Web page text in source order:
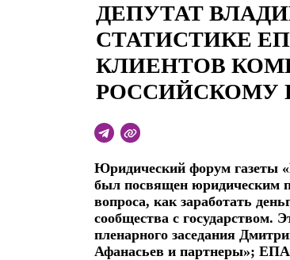
Рейтинги, Награды, Цифры
Карьера
История компании
Почему «Пепеляев Групп»?
Обращение Управляющего
Партнера
Социальная
ДЕПУТАТ
СТАТИСТИКЕ
КЛИЕНТОВ
РОССИЙСКОМУ
Юридический форум газеты
был посвящен юридическим
вопроса, как заработать
сообщества с государством.
пленарного заседания
Афанасьев и партнеры»;